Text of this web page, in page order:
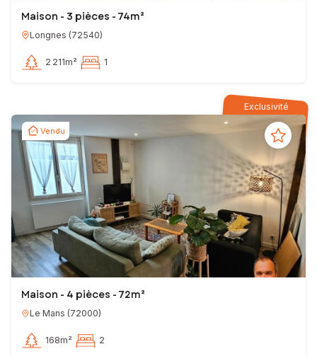
Maison - 3 pièces - 74m²
Longnes (72540)
2 211m² 1
Exclusivité
Vendu
Maison - 4 pièces - 72m²
Le Mans (72000)
168m² 2